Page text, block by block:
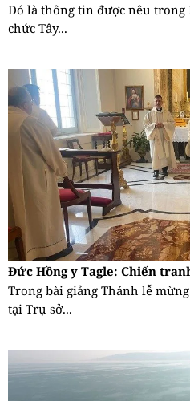
Đó là thông tin được nêu trong
chức Tây...
Đức Hồng y Tagle: Chiến
Trong bài giảng Thánh lễ
tại Trụ sở...